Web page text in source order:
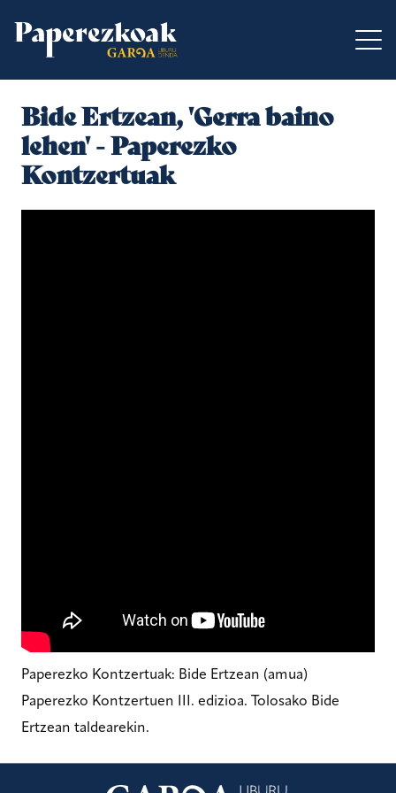
Bide Ertzean, 'Gerra baino
lehen' - Paperezko
Kontzertuak
Paperezko Kontzertuak: Bide Ertzean (amua)
Paperezko Kontzertuen III. edizioa. Tolosako Bide
Ertzean taldearekin.